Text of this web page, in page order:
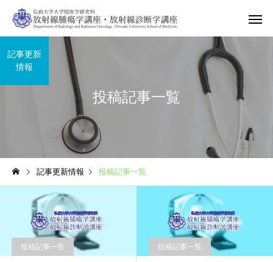
投稿記事一覧
記事更新
情報
記事更新情報 投稿記事一覧
投稿記事一覧 投稿記事一覧